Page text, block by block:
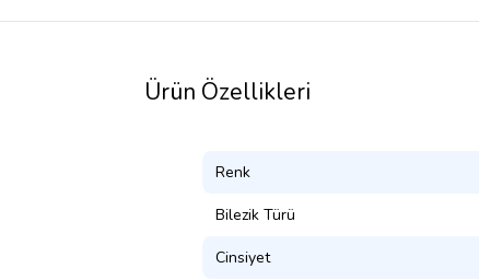
Ürün Özellikleri
Renk
Bilezik Türü
Cinsiyet